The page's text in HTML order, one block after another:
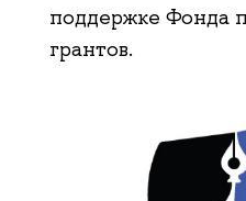
поддержке Фонда
грантов.